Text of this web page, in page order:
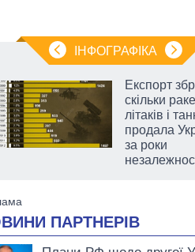
ІНФОГРАФІКА
Експорт
скільки
літаків і
продала
за роки